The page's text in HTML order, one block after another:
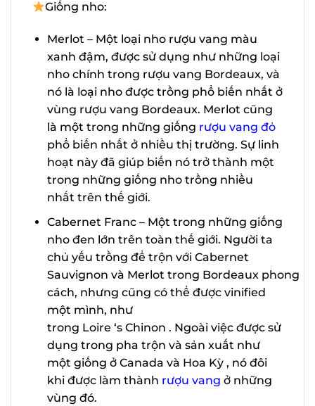
Giống nho:
Merlot – Một loại nho rượu vang màu
xanh đậm, được sử dụng như những
loại nho chính trong rượu vang
Bordeaux, và nó là loại nho được trồng
phổ biến nhất ở vùng rượu vang
Bordeaux. Merlot cũng là một trong
những giống
rượu vang đỏ
phổ biến
nhất ở nhiều thị trường. Sự linh hoạt
này đã giúp biến nó trở thành một
trong những giống nho trồng nhiều
nhất trên thế giới.
Cabernet Franc – Một trong
những giống nho đen lớn trên toàn thế
giới. Người ta chủ yếu trồng để trộn
với Cabernet
Sauvignon và Merlot trong Bordeaux phong
cách, nhưng cũng có thể được vinified
một mình, như
trong Loire ‘s Chinon . Ngoài việc được
sử dụng trong pha trộn và sản xuất